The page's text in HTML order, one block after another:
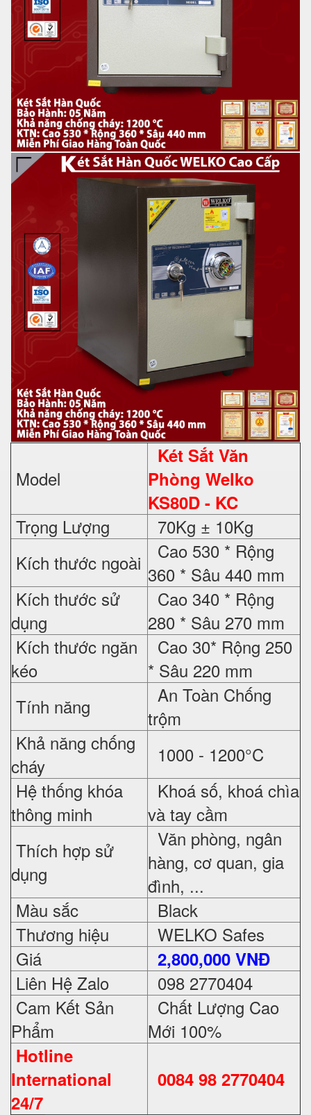
Model
Két Sắt Văn
Phòng Welko
KS80D - KC
Trọng Lượng
70Kg ± 10Kg
Kích thước ngoài
Cao 530 * Rộng
360 * Sâu 440 mm
Kích thước sử
dụng
Cao 340 * Rộng
280 * Sâu 270 mm
Kích thước ngăn
kéo
Cao 30* Rộng 250
* Sâu 220 mm
Tính năng
An Toàn Chống
trộm
Khả năng chống
cháy
1000 - 1200°C
Hệ thống khóa
thông minh
Khoá số, khoá chìa
và tay cầm
Thích hợp sử
dụng
Văn phòng, ngân
hàng, cơ quan, gia
đình, ...
Màu sắc
Black
Thương hiệu
WELKO Safes
Giá
2,800,000 VNĐ
Liên Hệ Zalo
098 2770404
Cam Kết Sản
Phẩm
Chất Lượng Cao
Mới 100%
Hotline
International
24/7
0084 98 2770404